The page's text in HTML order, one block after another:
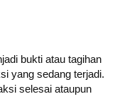
bukti atau tagihan
yang sedang terjadi.
selesai ataupun